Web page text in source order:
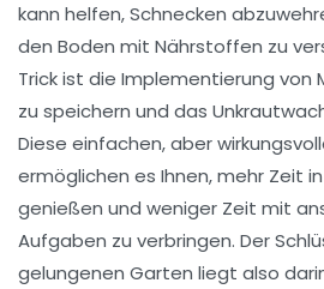
kann helfen,Schnecken
den Boden mit Nährstoffen zu
Trick ist die Implementierung von
zu speichern und das
Diese einfachen, aber
ermöglichen es Ihnen, mehr Zeit
genießen und weniger Zeit mit
Aufgaben zu verbringen. Der
gelungenen Garten liegt also